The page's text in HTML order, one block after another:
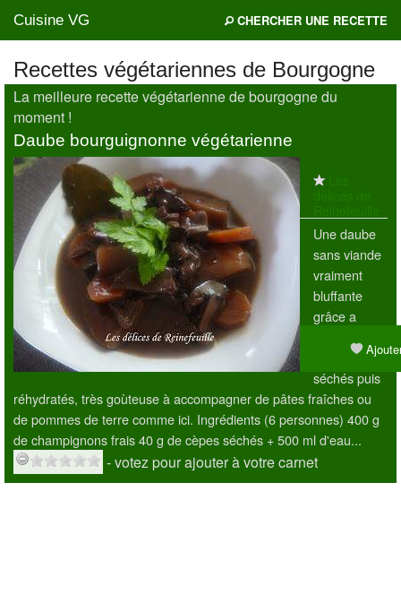
Cuisine VG CHERCHER UNE RECETTE
Mes blogs préférés
Recettes végétariennes de Bourgogne
La meilleure recette végétarienne de bourgogne du
moment !
Daube bourguignonne végétarienne
Une daube
sans viande
vraiment
bluffante
grâce a
séchés puis
réhydratés, très goùteuse à accompagner de pâtes fraîches ou
de pommes de terre comme ici. Ingrédients (6 personnes) 400 g
de champignons frais 40 g de cèpes séchés + 500 ml d'eau...
- votez pour ajouter à votre carnet